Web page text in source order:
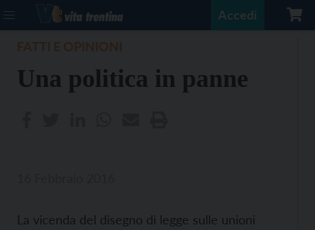
Accedi
Una politica in panne
La vicenda del disegno di legge sulle unioni